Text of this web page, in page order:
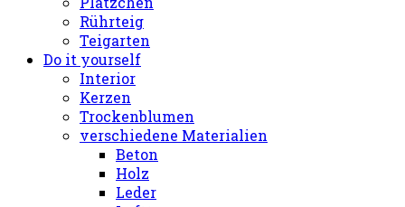
Rührteig
Teigarten
Do it yourself
Interior
Kerzen
Trockenblumen
verschiedene Materialien
Beton
Holz
Leder